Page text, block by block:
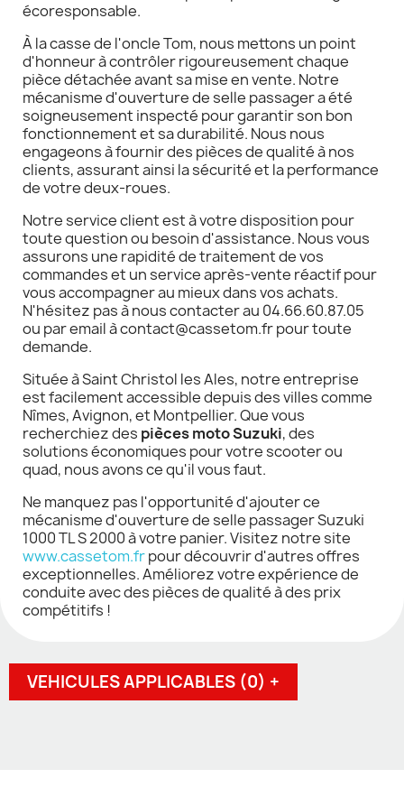
écoresponsable.
À la casse de l'oncle Tom, nous mettons un point
d'honneur à contrôler rigoureusement chaque
pièce détachée avant sa mise en vente. Notre
mécanisme d'ouverture de selle passager a été
soigneusement inspecté pour garantir son bon
fonctionnement et sa durabilité. Nous nous
engageons à fournir des pièces de qualité à nos
clients, assurant ainsi la sécurité et la performance
de votre deux-roues.
Notre service client est à votre disposition pour
toute question ou besoin d'assistance. Nous vous
assurons une rapidité de traitement de vos
commandes et un service après-vente réactif pour
vous accompagner au mieux dans vos achats.
N'hésitez pas à nous contacter au 04.66.60.87.05
ou par email à contact@cassetom.fr pour toute
demande.
Située à Saint Christol les Ales, notre entreprise
est facilement accessible depuis des villes comme
Nîmes, Avignon, et Montpellier. Que vous
recherchiez des pièces moto Suzuki, des
solutions économiques pour votre scooter ou
quad, nous avons ce qu'il vous faut.
Ne manquez pas l'opportunité d'ajouter ce
mécanisme d'ouverture de selle passager Suzuki
1000 TL S 2000 à votre panier. Visitez notre site
www.cassetom.frpour découvrir d'autres offres
exceptionnelles. Améliorez votre expérience de
conduite avec des pièces de qualité à des prix
compétitifs !
VEHICULES APPLICABLES (0) +